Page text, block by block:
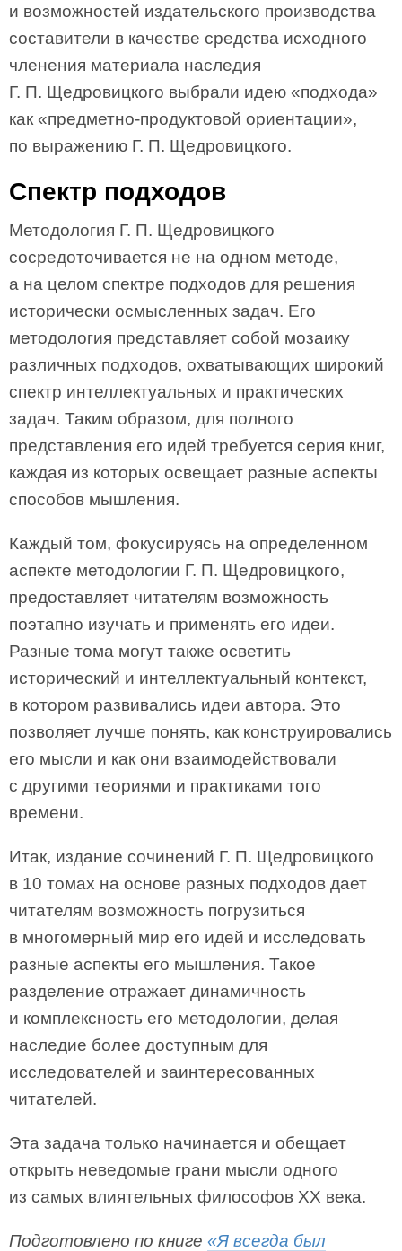
и возможностей издательского производства
составители в качестве средства исходного
членения материала наследия
Г. П. Щедровицкого выбрали идею «подхода»
как «предметно-продуктовой ориентации»,
по выражению Г. П. Щедровицкого.
Спектр подходов
Методология Г. П. Щедровицкого
сосредоточивается не на одном методе,
а на целом спектре подходов для решения
исторически осмысленных задач. Его
методология представляет собой мозаику
различных подходов, охватывающих широкий
спектр интеллектуальных и практических
задач. Таким образом, для полного
представления его идей требуется серия книг,
каждая из которых освещает разные аспекты
способов мышления.
Каждый том, фокусируясь на определенном
аспекте методологии Г. П. Щедровицкого,
предоставляет читателям возможность
поэтапно изучать и применять его идеи.
Разные тома могут также осветить
исторический и интеллектуальный контекст,
в котором развивались идеи автора. Это
позволяет лучше понять, как конструировались
его мысли и как они взаимодействовали
с другими теориями и практиками того
времени.
Итак, издание сочинений Г. П. Щедровицкого
в 10 томах на основе разных подходов дает
читателям возможность погрузиться
в многомерный мир его идей и исследовать
разные аспекты его мышления. Такое
разделение отражает динамичность
и комплексность его методологии, делая
наследие более доступным для
исследователей и заинтересованных
читателей.
Эта задача только начинается и обещает
открыть неведомые грани мысли одного
из самых влиятельных философов XX века.
Подготовлено по книге «Я всегда был